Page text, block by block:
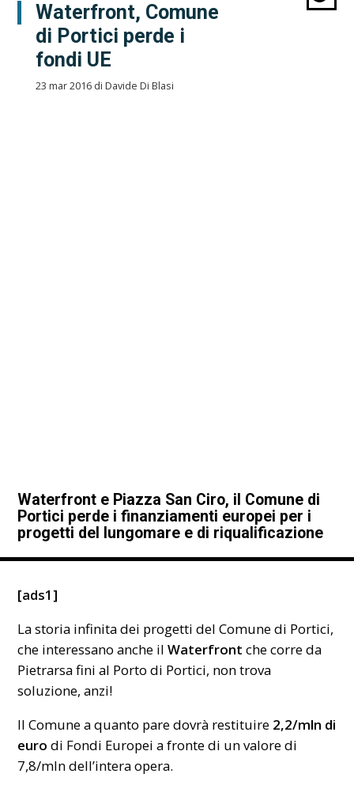
Waterfront, Comune
di Portici perde i
fondi UE
23 mar 2016 di Davide Di Blasi
Waterfront e Piazza San Ciro, il Comune di
Portici perde i finanziamenti europei per i
progetti del lungomare e di riqualificazione
[ads1]
La storia infinita dei progetti del Comune di Portici,
che interessano anche ilWaterfront che corre da
Pietrarsa fini al Porto di Portici, non trova
soluzione, anzi!
Il Comune a quanto pare dovrà restituire 2,2/mln di
euro di Fondi Europei a fronte di un valore di
7,8/mln dell’intera opera.